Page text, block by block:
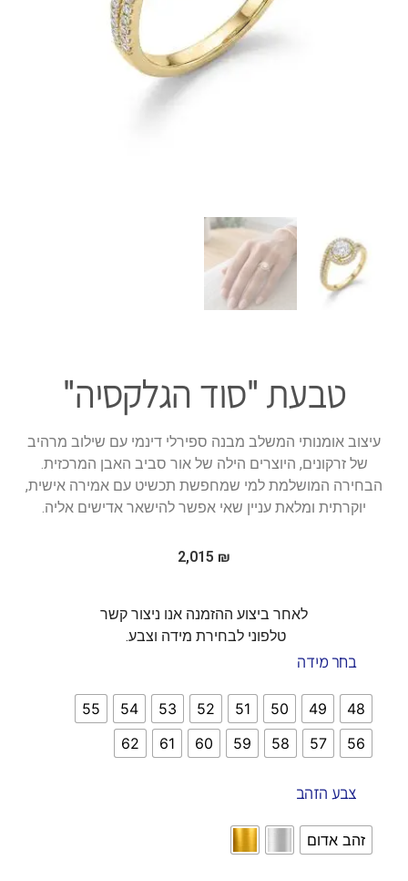
טבעת "סוד הגלקסיה"
עיצוב אומנותי המשלב מבנה ספירלי דינמי עם שילוב מרהיב
של זרקונים, היוצרים הילה של אור סביב האבן המרכזית.
הבחירה המושלמת למי שמחפשת תכשיט עם אמירה אישית,
יוקרתית ומלאת עניין שאי אפשר להישאר אדישים אליה.
2,015 ₪
לאחר ביצוע ההזמנה אנו ניצור קשר
טלפוני לבחירת מידה וצבע.
בחר מידה
48
49
50
51
52
53
54
55
56
57
58
59
60
61
62
צבע הזהב
זהב אדום